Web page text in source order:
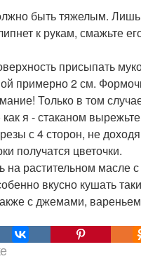
быть тяжелым.
к рукам, смажьте
присыпать
примерно 2 см.
Только в том
как я - стаканом
с 4 сторон, не
получатся цветочки.
на растительном масле с
вкусно кушать
с джемами,